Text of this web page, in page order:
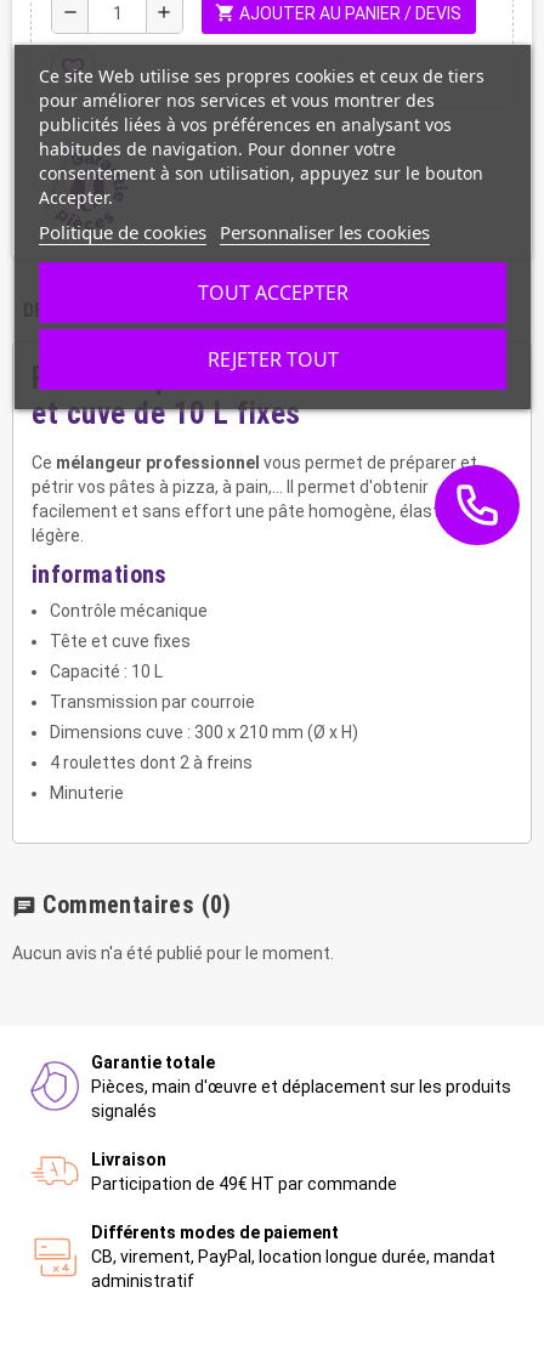
remove add shopping_cart AJOUTER AU PANIER / DEVIS
favorite_border
Pétrin à spirale A-DN10T
et cuve de 10 L fixes
Ce mélangeur professionnel vous permet de préparer et
pétrir vos pâtes à pizza, à pain,... Il permet d'obtenir
facilement et sans effort une pâte homogène, élastique et
légère.
informations
Contrôle mécanique
Tête et cuve fixes
Capacité : 10 L
Transmission par courroie
Dimensions cuve : 300 x 210 mm (Ø x H)
4 roulettes dont 2 à freins
Minuterie
chat Commentaires (0)
Aucun avis n'a été publié pour le moment.
Garantie totale
Pièces, main d'œuvre et déplacement sur les produits
signalés
Livraison
Participation de 49€ HT par commande
Différents modes de paiement
CB, virement, PayPal, location longue durée, mandat
administratif
Ce site Web utilise ses propres cookies et ceux de tiers
pour améliorer nos services et vous montrer des
publicités liées à vos préférences en analysant vos
habitudes de navigation. Pour donner votre
consentement à son utilisation, appuyez sur le bouton
Accepter.
Politique de cookies Personnaliser les cookies
REJETER TOUT
TOUT ACCEPTER